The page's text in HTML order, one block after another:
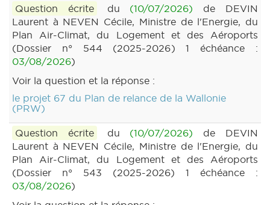
Question écrite du (10/07/2026) de DEVIN
Laurent à NEVEN Cécile, Ministre de l'Energie, du
Plan Air-Climat, du Logement et des Aéroports
(Dossier n° 544 (2025-2026) 1 échéance :
03/08/2026)
Voir la question et la réponse :
le projet 67 du Plan de relance de la Wallonie
(PRW)
Question écrite du (10/07/2026) de DEVIN
Laurent à NEVEN Cécile, Ministre de l'Energie, du
Plan Air-Climat, du Logement et des Aéroports
(Dossier n° 543 (2025-2026) 1 échéance :
03/08/2026)